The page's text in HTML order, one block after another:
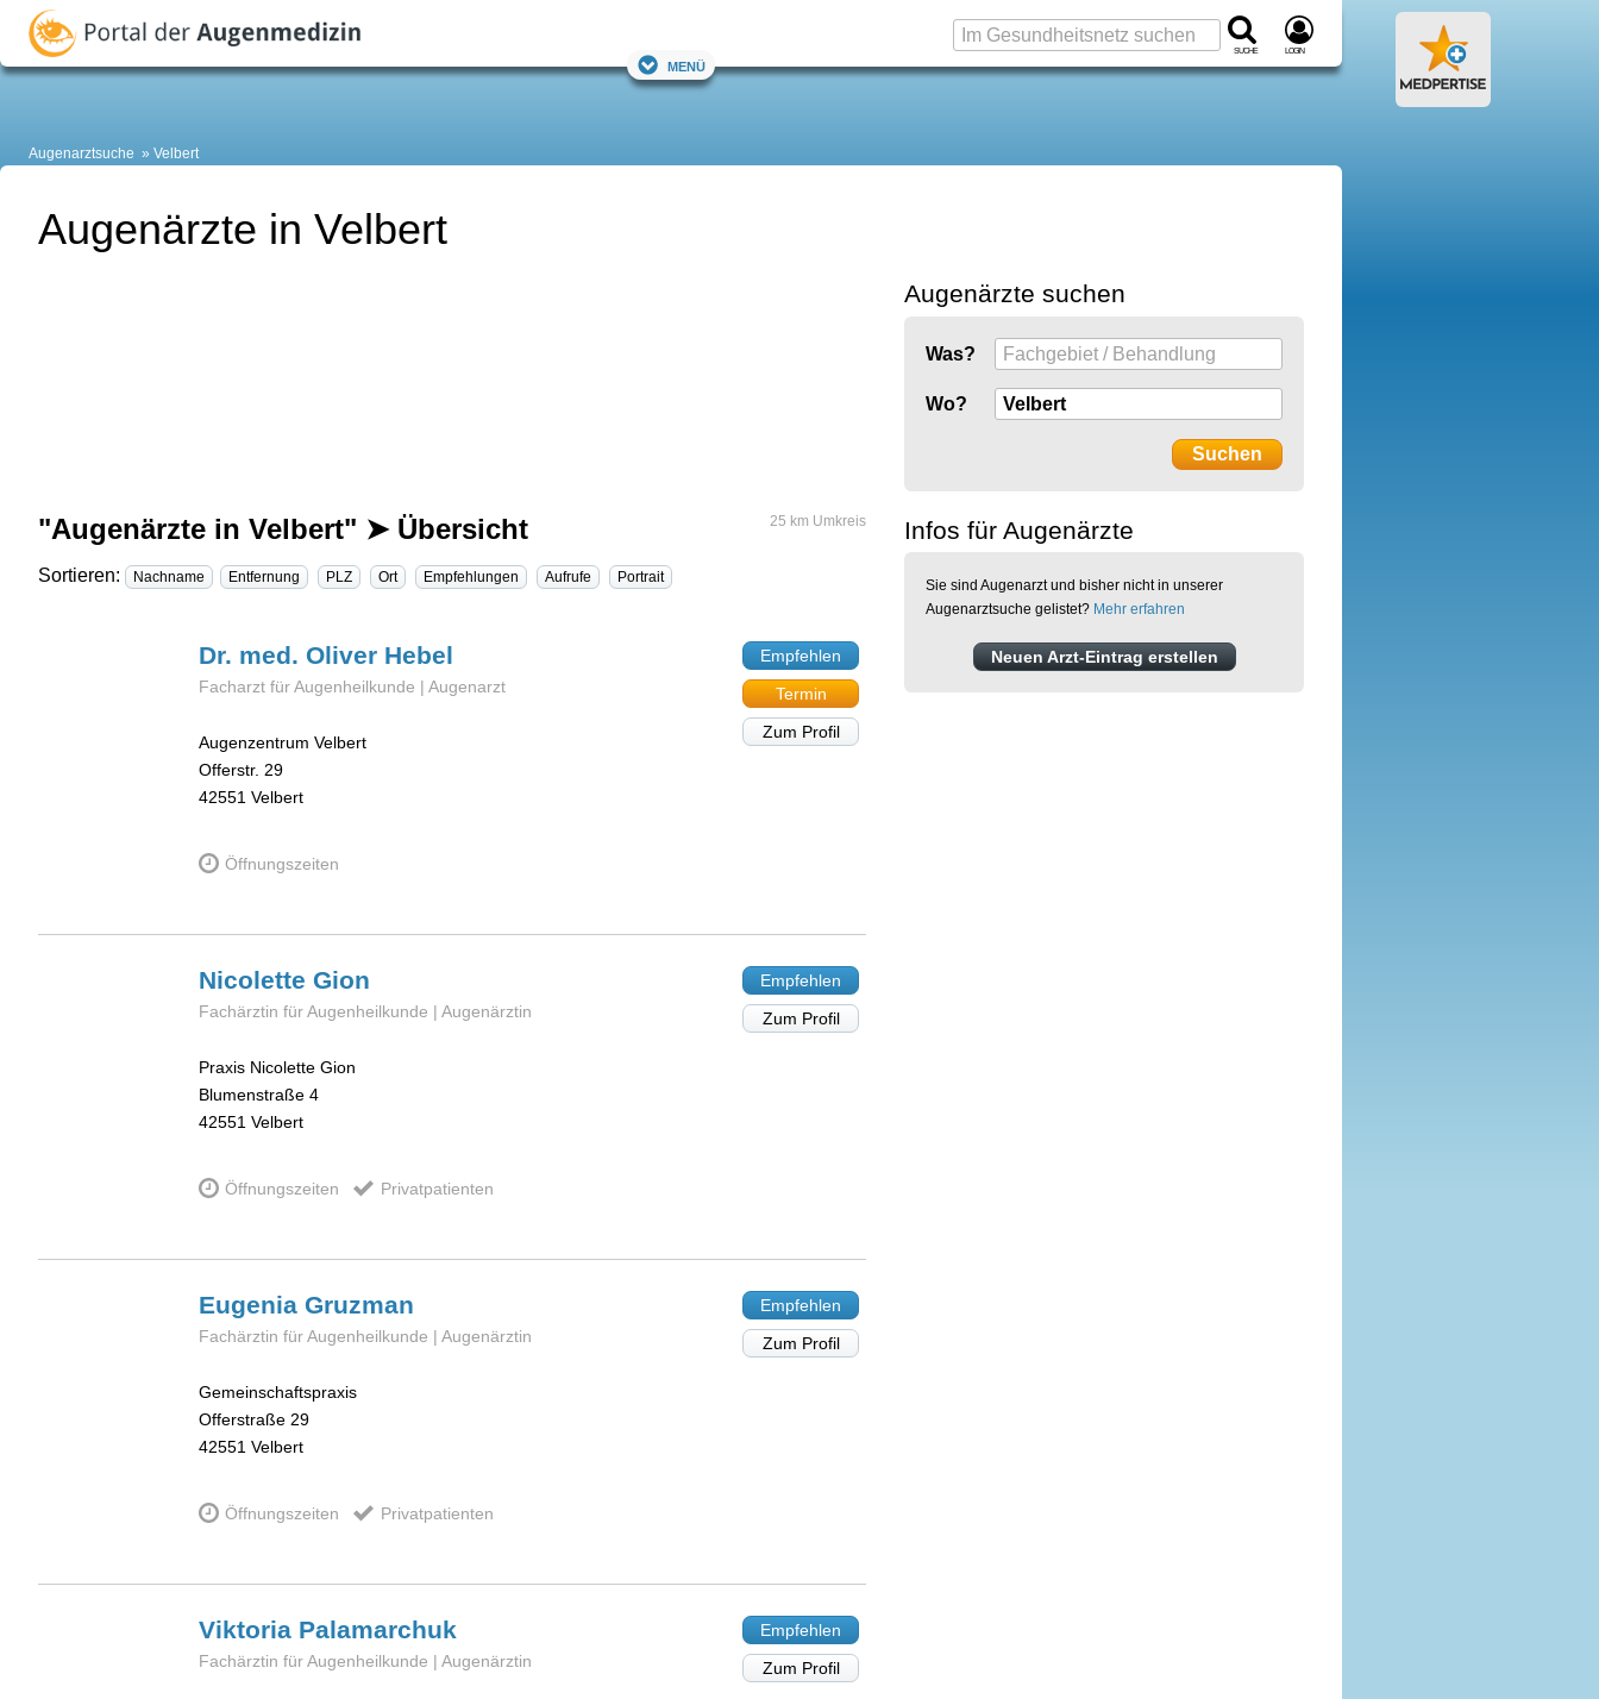
Suche Login
Menü
Augenarztsuche Velbert
Augenärzte in Velbert
"Augenärzte in Velbert" ➤ Übersicht 25 km Umkreis
Sortieren: Nachname Entfernung PLZ Ort Empfehlungen Aufrufe Portrait
Dr. med. Oliver Hebel
Facharzt für Augenheilkunde | Augenarzt
Augenzentrum Velbert
Offerstr. 29
42551 Velbert
Öffnungszeiten
Empfehlen
Termin
Zum Profil
Nicolette Gion
Fachärztin für Augenheilkunde | Augenärztin
Praxis Nicolette Gion
Blumenstraße 4
42551 Velbert
Öffnungszeiten Privatpatienten
Empfehlen
Zum Profil
Eugenia Gruzman
Fachärztin für Augenheilkunde | Augenärztin
Gemeinschaftspraxis
Offerstraße 29
42551 Velbert
Öffnungszeiten Privatpatienten
Empfehlen
Zum Profil
Viktoria Palamarchuk
Fachärztin für Augenheilkunde | Augenärztin
Empfehlen
Zum Profil
Augenärzte suchen
Was?
Wo?
Infos für Augenärzte
Sie sind Augenarzt und bisher nicht in unserer
Augenarztsuche gelistet? Mehr erfahren
Neuen Arzt-Eintrag erstellen